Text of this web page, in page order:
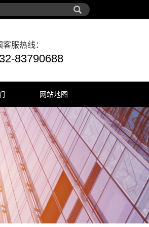
客服热线：
83790688
网站地图